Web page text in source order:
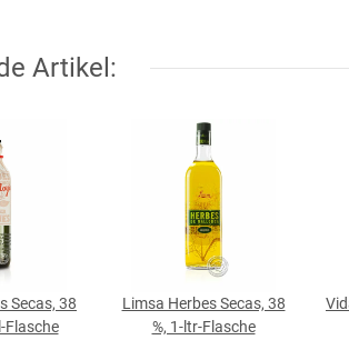
Artikel:
Secas, 38
Flasche
Limsa Herbes Secas, 38
%, 1-ltr-Flasche